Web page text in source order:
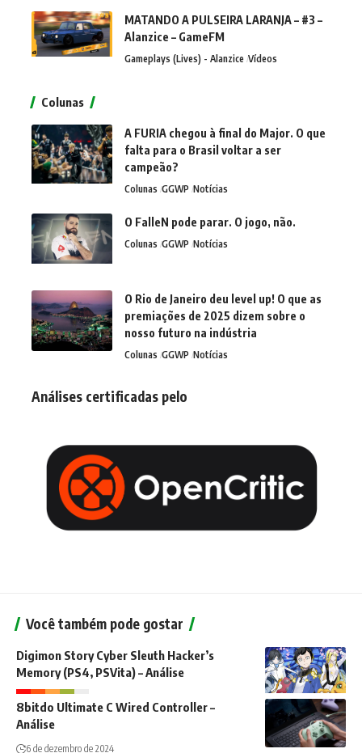
MATANDO A PULSEIRA LARANJA – #3 –
Alanzice – GameFM
Gameplays (Lives) - Alanzice Vídeos
Colunas
A FURIA chegou à final do Major. O que
falta para o Brasil voltar a ser
campeão?
Colunas GGWP Notícias
O FalleN pode parar. O jogo, não.
Colunas GGWP Notícias
O Rio de Janeiro deu level up! O que as
premiações de 2025 dizem sobre o
nosso futuro na indústria
Colunas GGWP Notícias
Análises certificadas pelo
Você também pode gostar
Digimon Story Cyber Sleuth Hacker’s
Memory (PS4, PSVita) – Análise
8bitdo Ultimate C Wired Controller –
Análise
6 de dezembro de 2024